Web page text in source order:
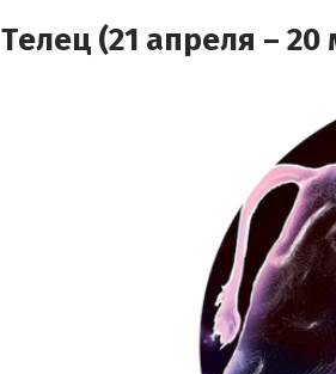
Телец (21 апреля – 20